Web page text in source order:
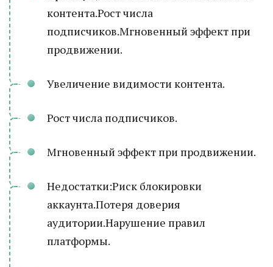
контента.Рост числа
подписчиков.Мгновенный эффект при
продвижении.
Увеличение видимости контента.
Рост числа подписчиков.
Мгновенный эффект при продвижении.
Недостатки:Риск блокировки
аккаунта.Потеря доверия
аудитории.Нарушение правил
платформы.